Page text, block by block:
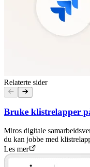
Relaterte sider
Bruke klistrelapper
Miros digitale
du kan jobbe med
Les mer